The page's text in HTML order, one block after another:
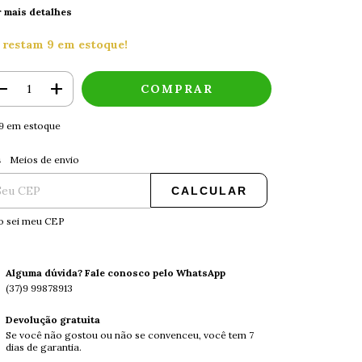
mais detalhes
restam 9 em estoque!
em estoque
para o CEP:
Meios de envio
CALCULAR
sei meu CEP
Alguma dúvida? Fale conosco pelo WhatsApp
(37)9 99878913
Devolução gratuita
Se você não gostou ou não se convenceu, você tem 7
dias de garantia.